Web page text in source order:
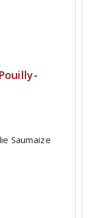
Saumaize